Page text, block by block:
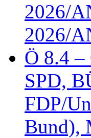
2026/
2026/
Ö 8.4 –
SPD,
FDP/
Bund),